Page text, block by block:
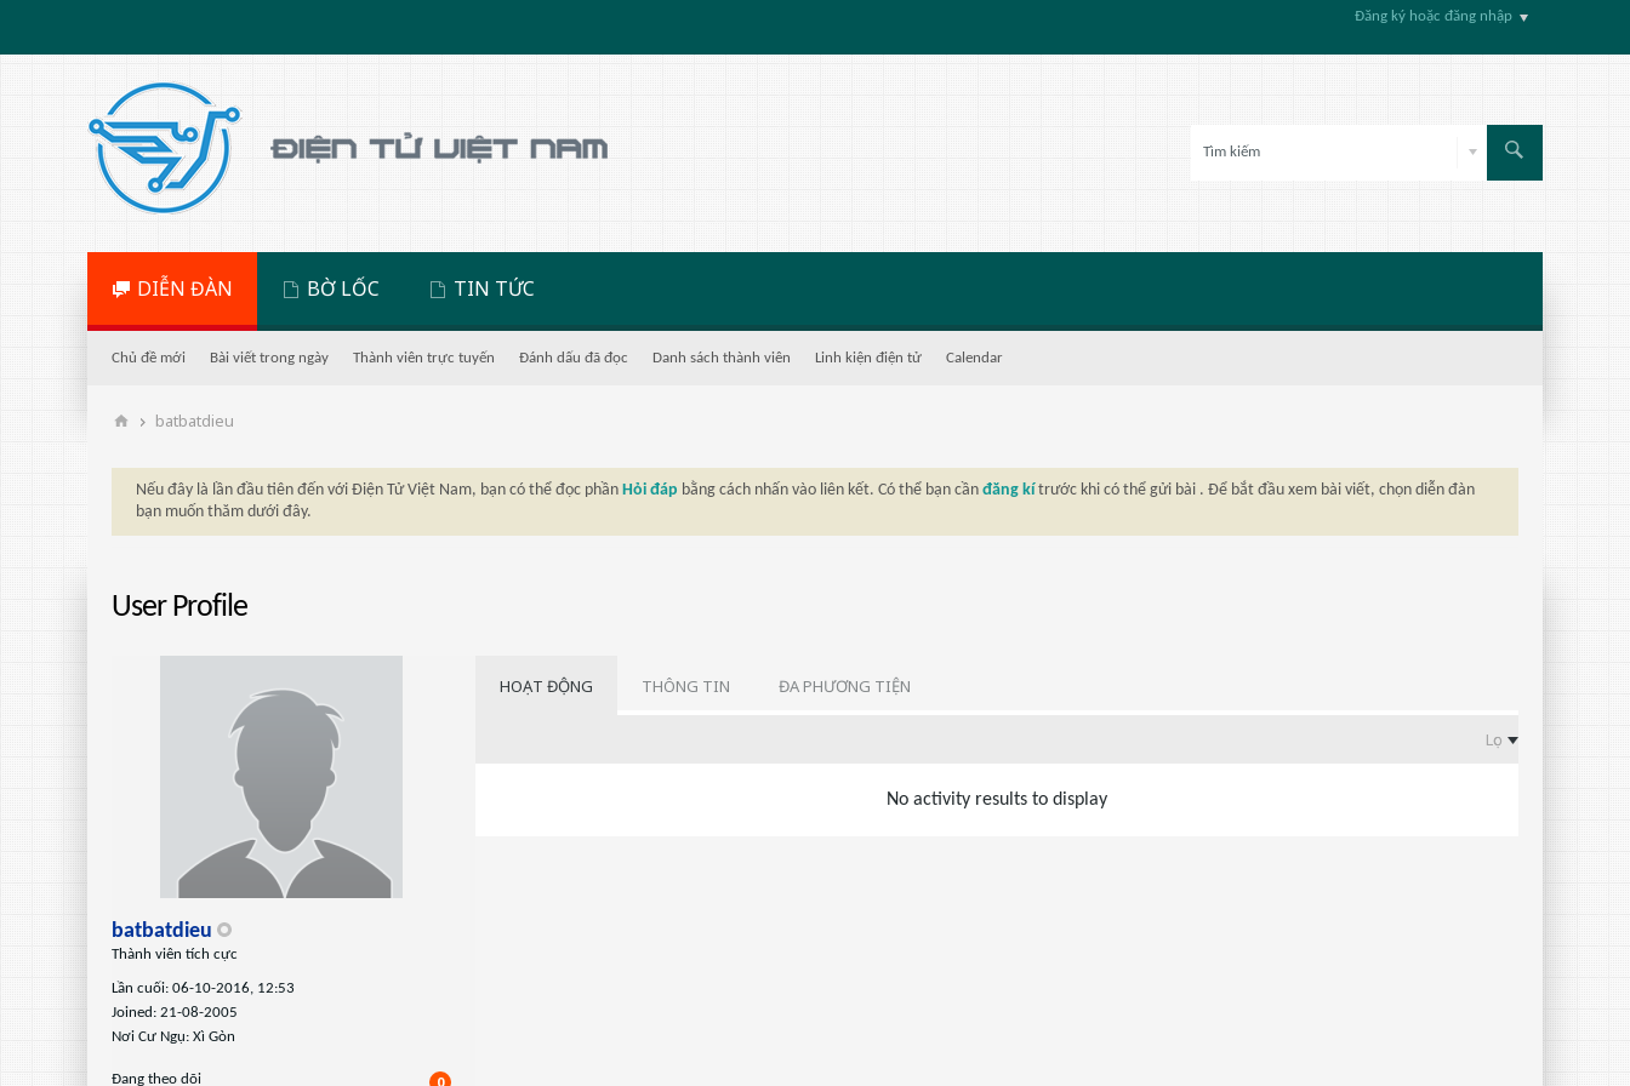
Đăng ký hoặc đăng nhập
DIỄN ĐÀN BỜ LỐC TIN TỨC
Chủ đề mới Bài viết trong ngày Thành viên trực tuyến Đánh dấu đã đọc Danh sách thành viên Linh kiện điện tử Calendar
batbatdieu
Nếu đây là lần đầu tiên đến với Điện Tử Việt Nam, bạn có thể đọc phần Hỏi đáp bằng cách nhấn vào liên kết. Có thể bạn cần đăng kí trước khi có thể gửi bài . Để bắt đầu xem bài viết, chọn diễn đàn
bạn muốn thăm dưới đây.
User Profile
batbatdieu
Thành viên tích cực
Lần cuối: 06-10-2016, 12:53
Joined: 21-08-2005
Nơi Cư Ngụ: Xì Gòn
Ðang theo dõi 0
HOẠT ĐỘNG THÔNG TIN ĐA PHƯƠNG TIỆN
Lọc
No activity results to display